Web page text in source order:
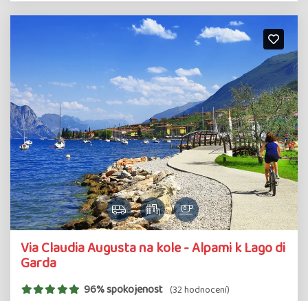
Via Claudia Augusta na kole - Alpami k Lago di
Garda
96% spokojenost (32 hodnocení)